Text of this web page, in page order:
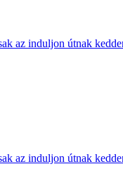
induljon útnak
induljon útnak